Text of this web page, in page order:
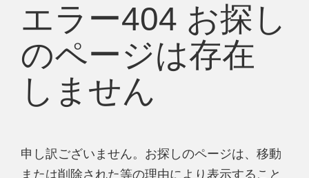
エラー404 お探し
のページは存在
しません
申し訳ございません。お探しのページは、移動
または削除された等の理由により表示すること